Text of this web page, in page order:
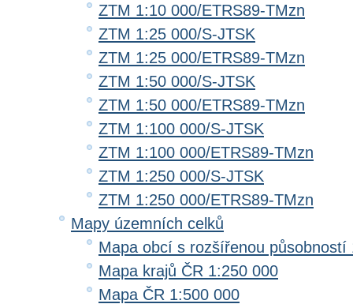
ZTM 1:10 000/ETRS89-TMzn
ZTM 1:25 000/S-JTSK
ZTM 1:25 000/ETRS89-TMzn
ZTM 1:50 000/S-JTSK
ZTM 1:50 000/ETRS89-TMzn
ZTM 1:100 000/S-JTSK
ZTM 1:100 000/ETRS89-TMzn
ZTM 1:250 000/S-JTSK
ZTM 1:250 000/ETRS89-TMzn
Mapy územních celků
Mapa obcí s rozšířenou působností
Mapa krajů ČR 1:250 000
Mapa ČR 1:500 000